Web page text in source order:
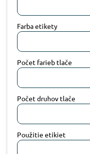
Farba etikety
Počet farieb tlače
Počet druhov tlače
Použitie etikiet